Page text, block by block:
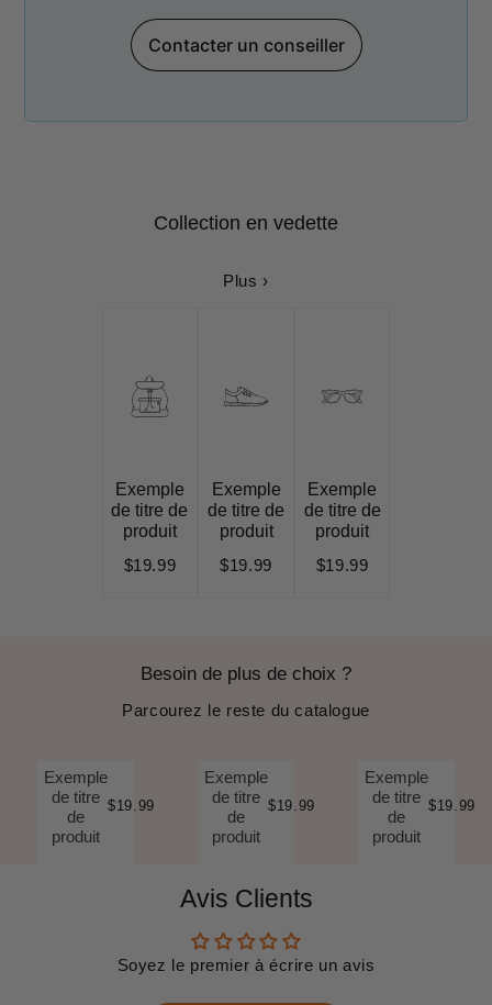
Contacter un conseiller
Collection en vedette
Plus ›
Exemple
de titre de
produit
$19.99
Exemple
de titre de
produit
$19.99
Exemple
de titre de
produit
$19.99
Besoin de plus de choix ?
Parcourez le reste du catalogue
Exemple
de titre
de
produit
$19.99
Exemple
de titre
de
produit
$19.99
Exemple
de titre
de
produit
$19.99
Avis Clients
Soyez le premier à écrire un avis